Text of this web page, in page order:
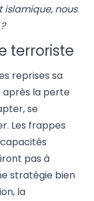
islamique, nous
terroriste
reprises sa
après la perte
se
Les frappes
pas à
stratégie bien
la